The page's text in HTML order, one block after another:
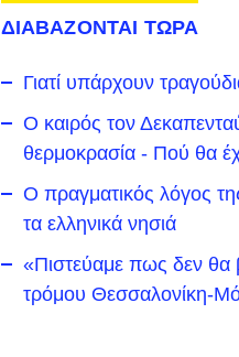
ΔΙΑΒΑΖΟΝΤΑΙ ΤΩΡΑ
Γιατί υπάρχουν
Ο καιρός τον
θερμοκρασία - Πού θα
Ο πραγματικός λόγος
τα ελληνικά νησιά
«Πιστεύαμε πως δεν θα
τρόμου Θεσσαλονίκη-